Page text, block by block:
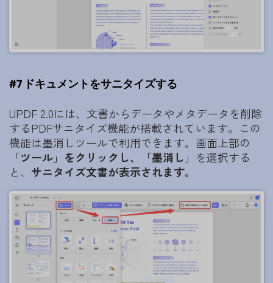
#7 ドキュメントをサニタイズする
UPDF 2.0には、文書からデータやメタデータを削除
するPDFサニタイズ機能が搭載されています。この
機能は墨消しツールで利用できます。画面上部の
「ツール」をクリックし、「墨消し 」を選択する
と、 サニタイズ文書が表示されます。